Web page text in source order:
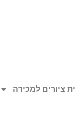
ציורים למכירה